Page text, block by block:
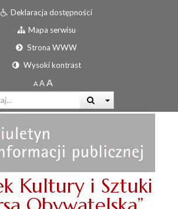
Deklaracja dostępności
Mapa serwisu
Strona WWW
Wysoki kontrast
Kultury i Sztuki